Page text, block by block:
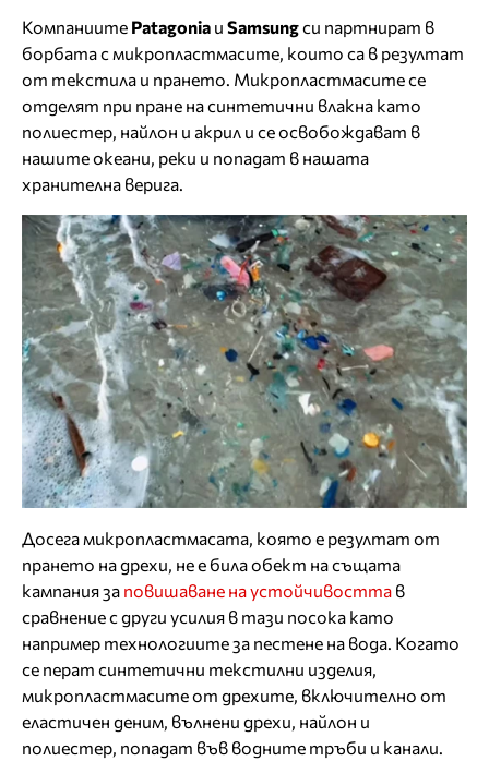
Компаниите Patagonia и Samsungси партнират в
борбата с микропластмасите, които са в резултат
от текстила и прането. Микропластмасите се
отделят при пране на синтетични влакна като
полиестер, найлон и акрил и се освобождават в
нашите океани, реки и попадат в нашата
хранителна верига.
Досега микропластмасата, която е резултат от
прането на дрехи, не е била обект на същата
кампания за повишаване на устойчивостта в
сравнение с други усилия в тази посока като
например технологиите за пестене на вода. Когато
се перат синтетични текстилни изделия,
микропластмасите от дрехите, включително от
еластичен деним, вълнени дрехи, найлон и
полиестер, попадат във водните тръби и канали.